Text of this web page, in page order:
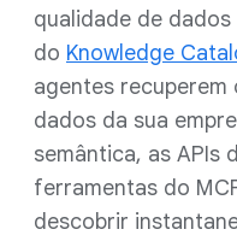
qualidade de
do Knowledge
agentes
dados da sua
semântica, as APIs
ferramentas do
descobrir